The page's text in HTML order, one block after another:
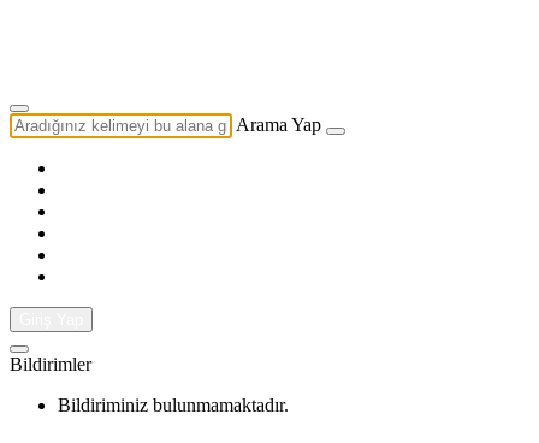
Arama Yap
Bildirimler
Bildiriminiz bulunmamaktadır.